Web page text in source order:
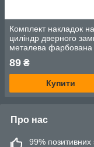
Комплект накладок на
циліндр дверного
металева фарбована
62_30 графіт (RAL
89 ₴
Купити
Про нас
99% позитивних